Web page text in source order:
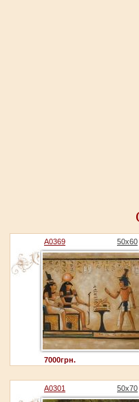
A0369 50x60
7000грн.
A0301 50x70